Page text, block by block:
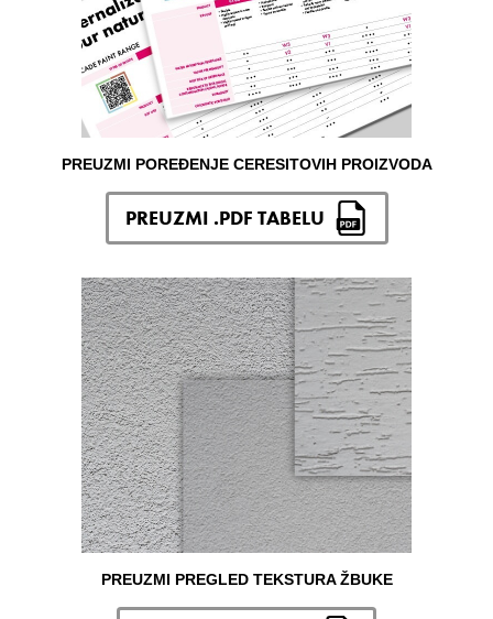
PREUZMI POREĐENJE CERESITOVIH PROIZVODA
PREUZMI .PDF TABELU
PREUZMI PREGLED TEKSTURA ŽBUKE